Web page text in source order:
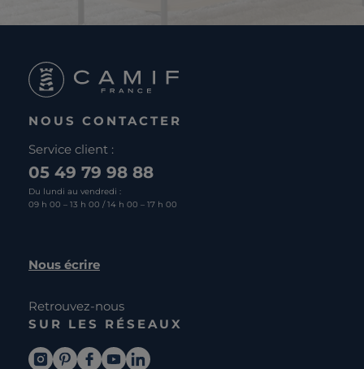
NOUS CONTACTER
Service client :
05 49 79 98 88
Du lundi au vendredi :
09 h 00 – 13 h 00 / 14 h 00 – 17 h 00
Nous écrire
Retrouvez-nous
SUR LES RÉSEAUX